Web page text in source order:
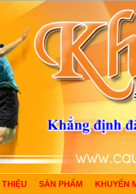
SẢN PHẨM KHUYẾN